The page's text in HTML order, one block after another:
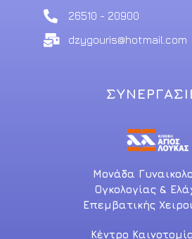
26510 - 20900
dzygouris@hotmail.com
Μονάδα
Ογκολογίας &
Επεμβατικής
Κέντρο